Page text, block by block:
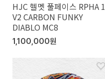
HJC 헬멧 풀페이스 RPHA 1
V2 CARBON FUNKY
DIABLO MC8
1,100,000원